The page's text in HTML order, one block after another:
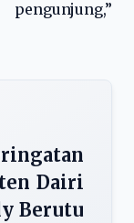
Dairi
Berutu